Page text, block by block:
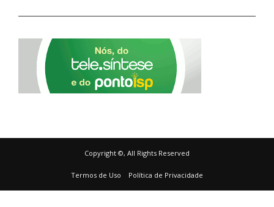
Copyright ©, All Rights Reserved
Termos de Uso Política de Privacidade